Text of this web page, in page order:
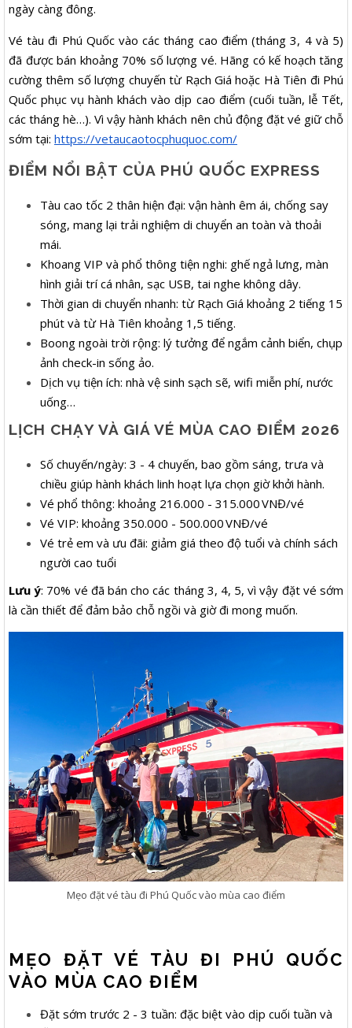
ngày càng đông.
Vé tàu đi Phú Quốc vào các tháng cao điểm (tháng 3, 4 và 5)
đã được bán khoảng 70% số lượng vé. Hãng có kế hoạch tăng
cường thêm số lượng chuyến từ Rạch Giá hoặc Hà Tiên đi Phú
Quốc phục vụ hành khách vào dịp cao điểm (cuối tuần, lễ Tết,
các tháng hè…). Vì vậy hành khách nên chủ động đặt vé giữ chỗ
sớm tại: https://vetaucaotocphuquoc.com/
ĐIỂM NỔI BẬT CỦA PHÚ QUỐC EXPRESS
Tàu cao tốc 2 thân hiện đại: vận hành êm ái, chống say
sóng, mang lại trải nghiệm di chuyển an toàn và thoải
mái.
Khoang VIP và phổ thông tiện nghi: ghế ngả lưng, màn
hình giải trí cá nhân, sạc USB, tai nghe không dây.
Thời gian di chuyển nhanh: từ Rạch Giá khoảng 2 tiếng 15
phút và từ Hà Tiên khoảng 1,5 tiếng.
Boong ngoài trời rộng: lý tưởng để ngắm cảnh biển, chụp
ảnh check-in sống ảo.
Dịch vụ tiện ích: nhà vệ sinh sạch sẽ, wifi miễn phí, nước
uống…
LỊCH CHẠY VÀ GIÁ VÉ MÙA CAO ĐIỂM 2026
Số chuyến/ngày: 3 - 4 chuyến, bao gồm sáng, trưa và
chiều giúp hành khách linh hoạt lựa chọn giờ khởi hành.
Vé phổ thông: khoảng 216.000 - 315.000 VNĐ/vé
Vé VIP: khoảng 350.000 - 500.000 VNĐ/vé
Vé trẻ em và ưu đãi: giảm giá theo độ tuổi và chính sách
người cao tuổi
Lưu ý: 70% vé đã bán cho các tháng 3, 4, 5, vì vậy đặt vé sớm
là cần thiết để đảm bảo chỗ ngồi và giờ đi mong muốn.
Mẹo đặt vé tàu đi Phú Quốc vào mùa cao điểm
MẸO ĐẶT VÉ TÀU ĐI PHÚ QUỐC
VÀO MÙA CAO ĐIỂM
Đặt sớm trước 2 - 3 tuần: đặc biệt vào dịp cuối tuần và